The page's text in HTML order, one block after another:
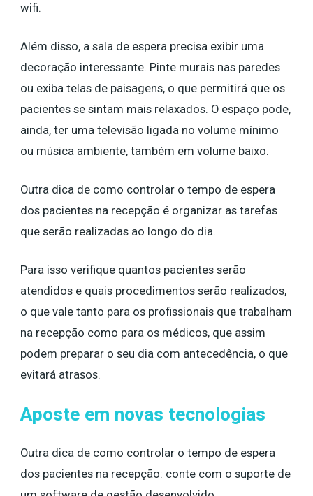
wifi.
Além disso, a sala de espera precisa exibir uma
decoração interessante. Pinte murais nas paredes
ou exiba telas de paisagens, o que permitirá que os
pacientes se sintam mais relaxados. O espaço pode,
ainda, ter uma televisão ligada no volume mínimo
ou música ambiente, também em volume baixo.
Outra dica de como controlar o tempo de espera
dos pacientes na recepção é organizar as tarefas
que serão realizadas ao longo do dia.
Para isso verifique quantos pacientes serão
atendidos e quais procedimentos serão realizados,
o que vale tanto para os profissionais que trabalham
na recepção como para os médicos, que assim
podem preparar o seu dia com antecedência, o que
evitará atrasos.
Aposte em novas tecnologias
Outra dica de como controlar o tempo de espera
dos pacientes na recepção: conte com o suporte de